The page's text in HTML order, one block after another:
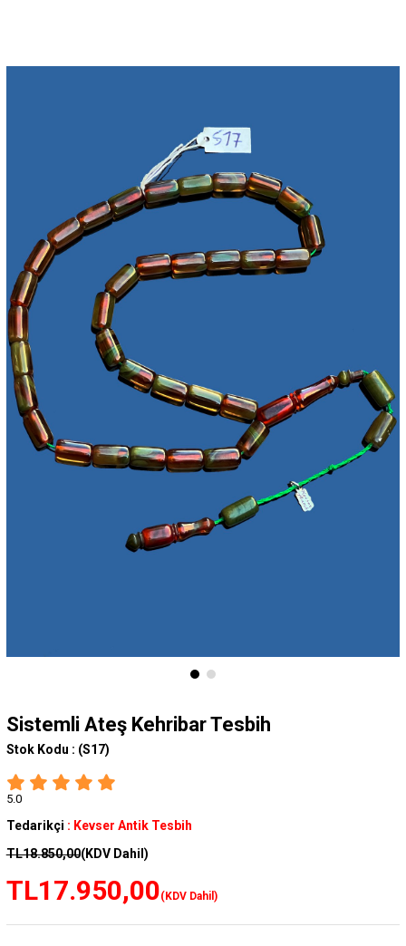
Sistemli Ateş Kehribar Tesbih
Stok Kodu : (S17)
5.0
Tedarikçi : Kevser Antik Tesbih
TL18.850,00(KDV Dahil)
TL17.950,00(KDV Dahil)